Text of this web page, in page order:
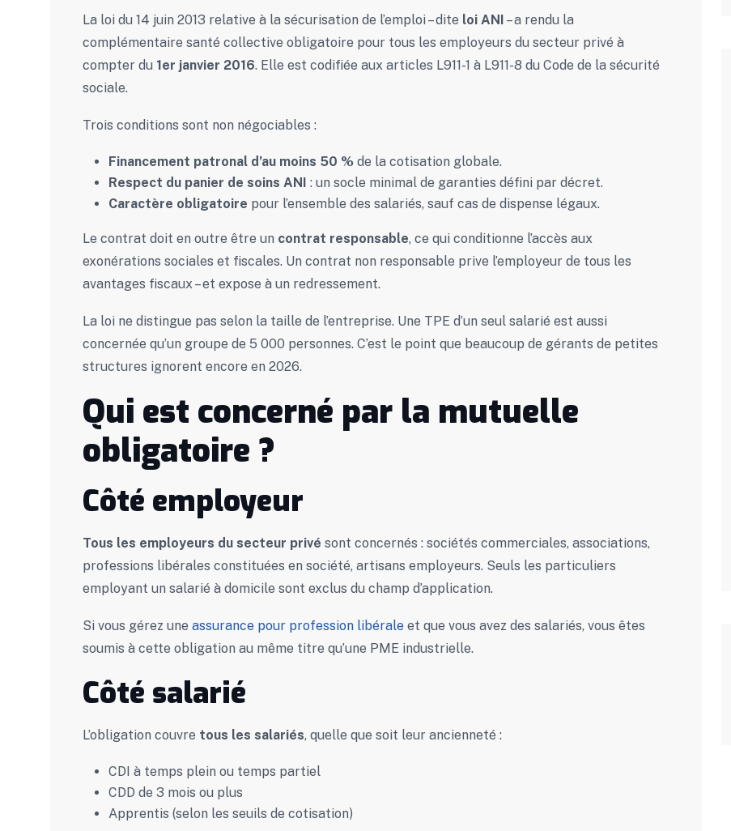
La loi du 14 juin 2013 relative à la sécurisation de l’emploi – dite loi ANI – a rendu la
complémentaire santé collective obligatoire pour tous les employeurs du secteur privé à
compter du 1er janvier 2016. Elle est codifiée aux articles L911-1 à L911-8 du Code de la sécurité
sociale.
Trois conditions sont non négociables :
Financement patronal d’au moins 50 % de la cotisation globale.
Respect du panier de soins ANI : un socle minimal de garanties défini par décret.
Caractère obligatoire pour l’ensemble des salariés, sauf cas de dispense légaux.
Le contrat doit en outre être un contrat responsable, ce qui conditionne l’accès aux
exonérations sociales et fiscales. Un contrat non responsable prive l’employeur de tous les
avantages fiscaux – et expose à un redressement.
La loi ne distingue pas selon la taille de l’entreprise. Une TPE d’un seul salarié est aussi
concernée qu’un groupe de 5 000 personnes. C’est le point que beaucoup de gérants de petites
structures ignorent encore en 2026.
Qui est concerné par la mutuelle
obligatoire ?
Côté employeur
Tous les employeurs du secteur privé sont concernés : sociétés commerciales, associations,
professions libérales constituées en société, artisans employeurs. Seuls les particuliers
employant un salarié à domicile sont exclus du champ d’application.
Si vous gérez une assurance pour profession libérale et que vous avez des salariés, vous êtes
soumis à cette obligation au même titre qu’une PME industrielle.
Côté salarié
L’obligation couvre tous les salariés, quelle que soit leur ancienneté :
CDI à temps plein ou temps partiel
CDD de 3 mois ou plus
Apprentis (selon les seuils de cotisation)